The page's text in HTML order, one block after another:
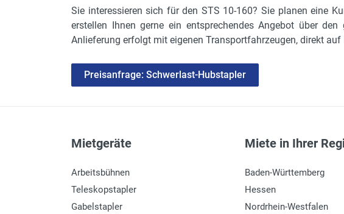
Sie interessieren sich für den STS 10-160? Sie planen eine
erstellen Ihnen gerne ein entsprechendes Angebot über
Anlieferung erfolgt mit eigenen Transportfahrzeugen, direkt auf
Preisanfrage: Schwerlast-Hubstapler
Mietgeräte
Arbeitsbühnen
Teleskopstapler
Gabelstapler
Miete in Ihrer
Baden-Württemberg
Hessen
Nordrhein-Westfalen